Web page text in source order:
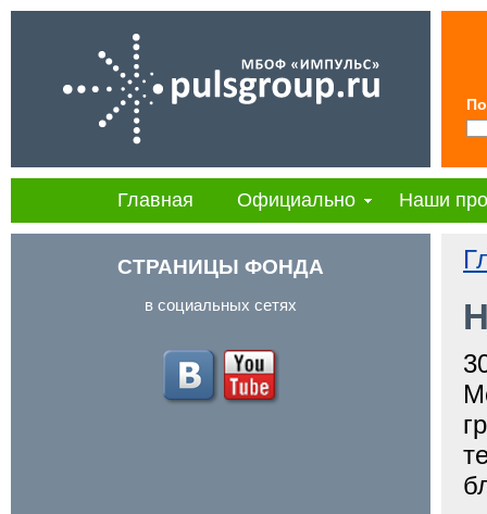
Главная Официально Наши
СТРАНИЦЫ ФОНДА
в социальных сетях